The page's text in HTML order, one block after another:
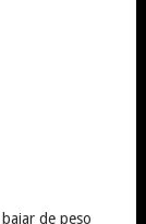
de peso